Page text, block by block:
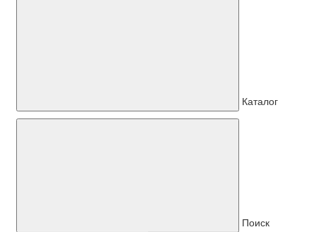
Каталог
Поиск